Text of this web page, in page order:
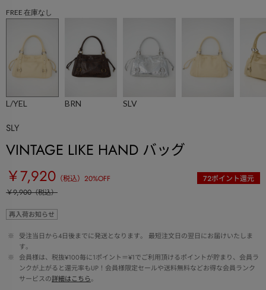
FREE 在庫なし
L/YEL BRN SLV
SLY
VINTAGE LIKE HAND バッグ
￥7,920 （税込） 20%OFF 72ポイント還元
￥9,900（税込）
再入荷お知らせ
※
受注当日から4日後までに発送となります。 最短注文日の翌日にお届けいたしま
す。
※
会員様は、税抜¥100毎に1ポイント＝¥1でご利用頂けるポイントが貯まり、会員ラ
ンクが上がると還元率もUP！会員様限定セールや送料無料などお得な会員ランク
サービスの詳細はこちら。